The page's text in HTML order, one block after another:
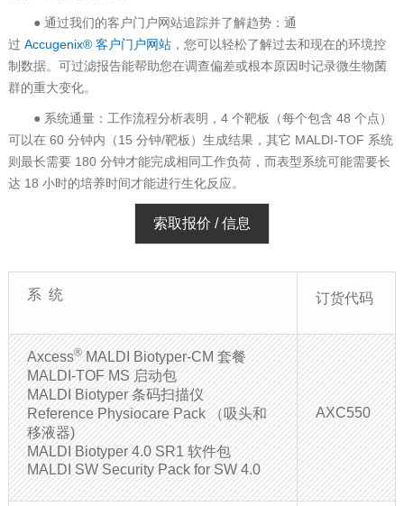
● 通过我们的客户门户网站追踪并了解趋势：通
过 Accugenix® 客户门户网站，您可以轻松了解过去和现在的环境控
制数据。可过滤报告能帮助您在调查偏差或根本原因时记录微生物菌
群的重大变化。
● 系统通量：工作流程分析表明，4 个靶板（每个包含 48 个点）
可以在 60 分钟内（15 分钟/靶板）生成结果，其它 MALDI-TOF 系统
则最长需要 180 分钟才能完成相同工作负荷，而表型系统可能需要长
达 18 小时的培养时间才能进行生化反应。
索取报价 / 信息
系 统 订货代码
Axcess®MALDI Biotyper-CM 套餐
MALDI-TOF MS 启动包
MALDI Biotyper 条码扫描仪
Reference Physiocare Pack （吸头和
移液器)
MALDI Biotyper 4.0 SR1 软件包
MALDI SW Security Pack for SW 4.0
AXC550